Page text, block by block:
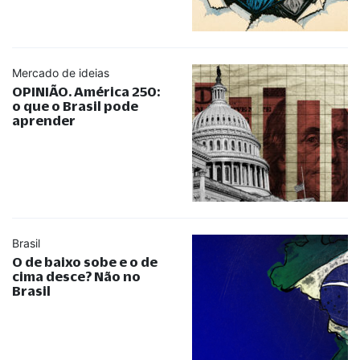
Mercado de ideias
OPINIÃO. América 250:
o que o Brasil pode
aprender
Brasil
O de baixo sobe e o de
cima desce? Não no
Brasil